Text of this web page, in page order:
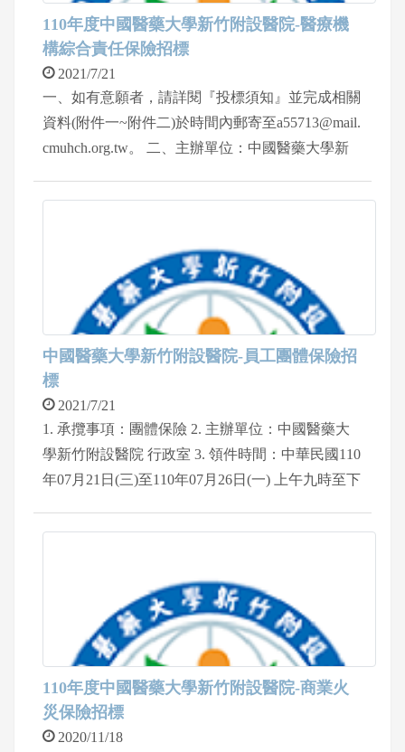
110年度中國醫藥大學新竹附設醫院-醫療機
構綜合責任保險招標
2021/7/21
一、如有意願者，請詳閱『投標須知』並完成相關
資料(附件一~附件二)於時間內郵寄至a55713@mail.
cmuhch.org.tw。 二、主辦單位：中國醫藥大學新
58 分機1175 陳小姐。
中國醫藥大學新竹附設醫院-員⼯團體保險招
標
2021/7/21
1. 承攬事項：團體保險 2. 主辦單位：中國醫藥大
學新竹附設醫院 行政室 3. 領件時間：中華民國110
年07月21日(三)至110年07月26日(一) 上午九時至下
樓服務台 5. 聯絡電話：03-5580558轉2016 行政室
110年度中國醫藥大學新竹附設醫院-商業火
災保險招標
2020/11/18